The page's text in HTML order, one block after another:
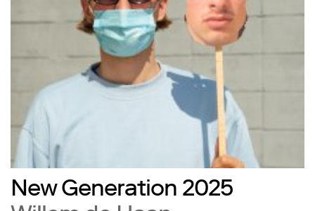
New Generation 2025